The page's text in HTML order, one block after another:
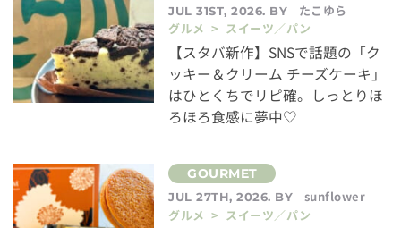
JUL 31ST, 2026. BY
たこゆら
グルメ > スイーツ／パン
【スタバ新作】SNSで話題の「ク
ッキー＆クリーム チーズケーキ」
はひとくちでリピ確。しっとりほ
ろほろ食感に夢中♡
JUL 27TH, 2026. BY
sunflower
グルメ > スイーツ／パン